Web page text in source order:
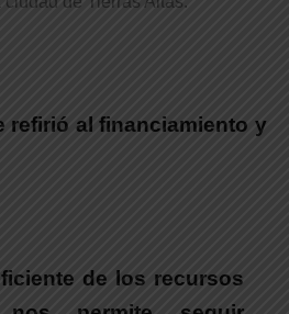
refirió al financiamiento y
de los recursos